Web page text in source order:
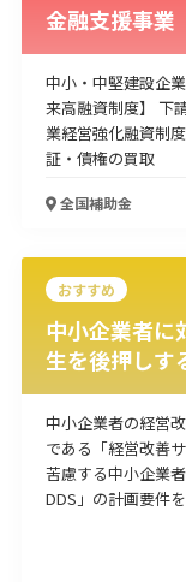
業種
物流・運輸業 製
建設･不動産業
宿泊･旅館業
使い道
経営改善・経営強化
人材採用・雇用
環境・省エネ
テ
金融支援事業
中小・中堅建設企
来高融資制度】 下
業経営強化融資制
証・債権の買取
全国補助金
おすすめ
中小企業者に
生を後押しす
中小企業者の経営
である「経営改善
苦慮する中小企業
DDS」の計画要件